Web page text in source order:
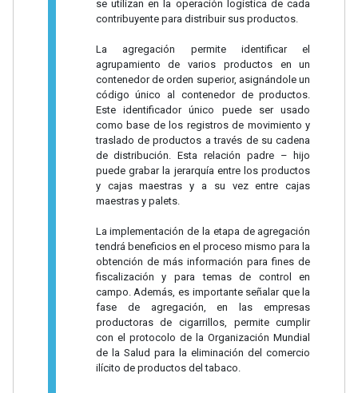
se utilizan en la operación logística de cada
contribuyente para distribuir sus productos.
La agregación permite identificar el
agrupamiento de varios productos en un
contenedor de orden superior, asignándole un
código único al contenedor de productos.
Este identificador único puede ser usado
como base de los registros de movimiento y
traslado de productos a través de su cadena
de distribución. Esta relación padre – hijo
puede grabar la jerarquía entre los productos
y cajas maestras y a su vez entre cajas
maestras y palets.
La implementación de la etapa de agregación
tendrá beneficios en el proceso mismo para la
obtención de más información para fines de
fiscalización y para temas de control en
campo. Además, es importante señalar que la
fase de agregación, en las empresas
productoras de cigarrillos, permite cumplir
con el protocolo de la Organización Mundial
de la Salud para la eliminación del comercio
ilícito de productos del tabaco.